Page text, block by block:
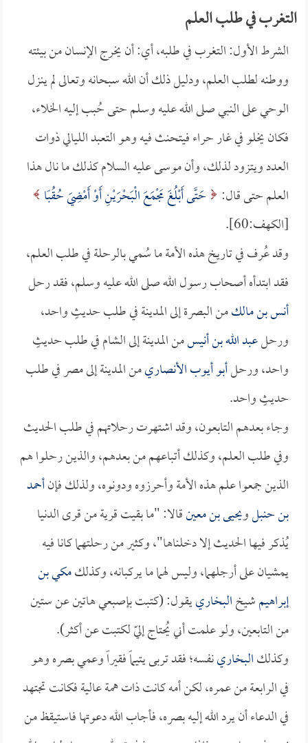
التغرب في طلب العلم
الشرط الأول: التغرب في طلبه، أي: أن يخرج الإنسان من بيئته
ووطنه لطلب العلم، ودليل ذلك أن الله سبحانه وتعالى لم ينزل
الوحي على النبي صلى الله عليه وسلم حتى حُبب إليه الخلاء،
فكان يخلو في غار حراء فيتحنث فيه وهو التعبد الليالي ذوات
العدد ويتزود لذلك، وأن موسى عليه السلام كذلك ما نال هذا
العلم حتى قال:
حَتَّى أَبْلُغَ مَجْمَعَ الْبَحْرَيْنِ أَوْ أَمْضِيَ حُقُبًا
[الكهف:60].
وقد عُرف في تاريخ هذه الأمة ما سُمي بالرحلة في طلب العلم،
فقد ابتدأه أصحاب رسول الله صلى الله عليه وسلم، فقد رحل
أنس بن مالكمن البصرة إلى المدينة في طلب حديثٍ واحد،
ورحلعبد الله بن أنيسمن المدينة إلى الشام في طلب حديثٍ
واحد، ورحلأبو أيوب الأنصاريمن المدينة إلى مصر في طلب
حديثٍ واحد.
وجاء بعدهم التابعون، وقد اشتهرت رحلاتهم في طلب الحديث
وفي طلب العلم، وكذلك أتباعهم من بعدهم، والذين رحلوا هم
الذين جمعوا علم هذه الأمة وأحرزوه ودونوه، ولذلك فإنأحمد
بن حنبلويحيى بن معينقالا: "ما بقيت قرية من قرى الدنيا
يُذكر فيها الحديث إلا دخلناها"، وكثير من رحلتهما كانا فيه
يمشيان على أرجلهما، وليس لهما ما يركبانه، وكذلكمكي بن
إبراهيمشيخالبخارييقول: (كتبت بإصبعي هاتين عن ستين
من التابعين، ولو علمت أني يُحتاج إليّ لكتبت عن أكثر).
وكذلكالبخارينفسه؛ فقد تربى يتيماً فقيراً وعمي بصره وهو
في الرابعة من عمره، لكن أمه كانت ذات همة عالية فكانت تجتهد
في الدعاء أن يرد الله إليه بصره، فأجاب الله دعوتها فاستيقظ من